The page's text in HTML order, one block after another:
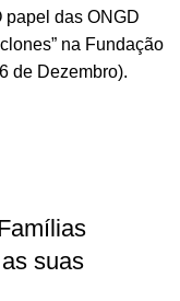
papel das ONGD
na Fundação
de Dezembro).
suas